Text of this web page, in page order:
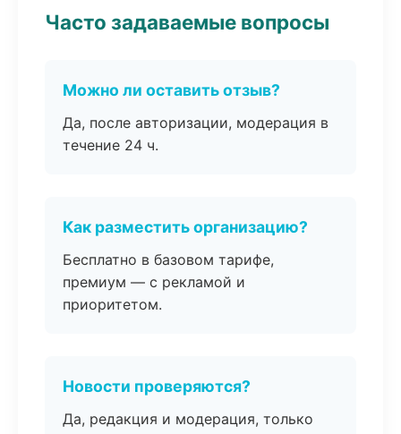
Часто задаваемые вопросы
Можно ли оставить отзыв?
Да, после авторизации, модерация в
течение 24 ч.
Как разместить организацию?
Бесплатно в базовом тарифе,
премиум — с рекламой и
приоритетом.
Новости проверяются?
Да, редакция и модерация, только